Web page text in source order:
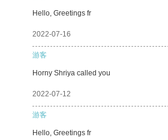
Hello, Greetings fr
2022-07-16
游客
Horny Shriya called you
2022-07-12
游客
Hello, Greetings fr